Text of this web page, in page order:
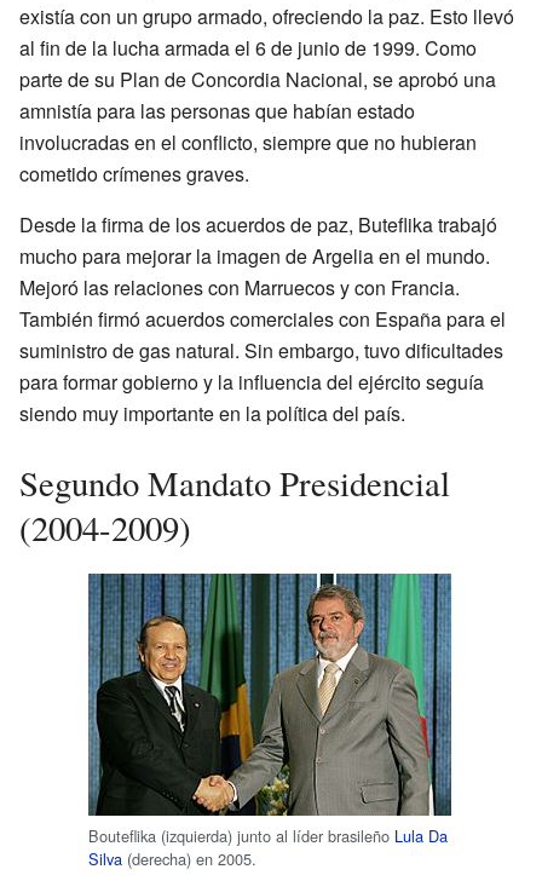
existía con un grupo armado, ofreciendo la paz. Esto llevó
al fin de la lucha armada el 6 de junio de 1999. Como
parte de su Plan de Concordia Nacional, se aprobó una
amnistía para las personas que habían estado
involucradas en el conflicto, siempre que no hubieran
cometido crímenes graves.
Desde la firma de los acuerdos de paz, Buteflika trabajó
mucho para mejorar la imagen de Argelia en el mundo.
Mejoró las relaciones con Marruecos y con Francia.
También firmó acuerdos comerciales con España para el
suministro de gas natural. Sin embargo, tuvo dificultades
para formar gobierno y la influencia del ejército seguía
siendo muy importante en la política del país.
Segundo Mandato Presidencial
(2004-2009)
Bouteflika (izquierda) junto al líder brasileño Lula Da
Silva (derecha) en 2005.